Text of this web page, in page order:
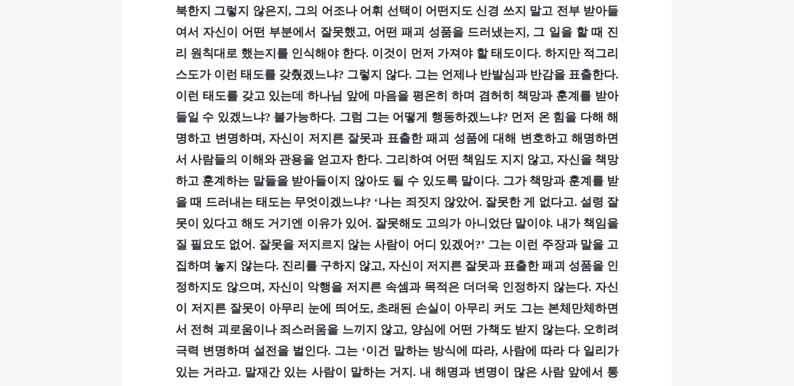
북한지 그렇지 않은지, 그의 어조나 어휘 선택이 어떤지도 신경 쓰지 말고 전부 받아들
여서 자신이 어떤 부분에서 잘못했고, 어떤 패괴 성품을 드러냈는지, 그 일을 할 때 진
리 원칙대로 했는지를 인식해야 한다. 이것이 먼저 가져야 할 태도이다. 하지만 적그리
스도가 이런 태도를 갖췄겠느냐? 그렇지 않다. 그는 언제나 반발심과 반감을 표출한다.
이런 태도를 갖고 있는데 하나님 앞에 마음을 평온히 하며 겸허히 책망과 훈계를 받아
들일 수 있겠느냐? 불가능하다. 그럼 그는 어떻게 행동하겠느냐? 먼저 온 힘을 다해 해
명하고 변명하며, 자신이 저지른 잘못과 표출한 패괴 성품에 대해 변호하고 해명하면
서 사람들의 이해와 관용을 얻고자 한다. 그리하여 어떤 책임도 지지 않고, 자신을 책망
하고 훈계하는 말들을 받아들이지 않아도 될 수 있도록 말이다. 그가 책망과 훈계를 받
을 때 드러내는 태도는 무엇이겠느냐? ‘나는 죄짓지 않았어. 잘못한 게 없다고. 설령 잘
못이 있다고 해도 거기엔 이유가 있어. 잘못해도 고의가 아니었단 말이야. 내가 책임을
질 필요도 없어. 잘못을 저지르지 않는 사람이 어디 있겠어?’ 그는 이런 주장과 말을 고
집하며 놓지 않는다. 진리를 구하지 않고, 자신이 저지른 잘못과 표출한 패괴 성품을 인
정하지도 않으며, 자신이 악행을 저지른 속셈과 목적은 더더욱 인정하지 않는다. 자신
이 저지른 잘못이 아무리 눈에 띄어도, 초래된 손실이 아무리 커도 그는 본체만체하면
서 전혀 괴로움이나 죄스러움을 느끼지 않고, 양심에 어떤 가책도 받지 않는다. 오히려
극력 변명하며 설전을 벌인다. 그는 ‘이건 말하는 방식에 따라, 사람에 따라 다 일리가
있는 거라고. 말재간 있는 사람이 말하는 거지. 내 해명과 변명이 많은 사람 앞에서 통